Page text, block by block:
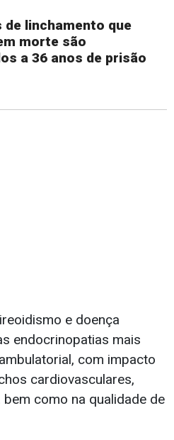
de linchamento que
morte são
a 36 anos de prisão
e doença
endocrinopatias mais
com impacto
cardiovasculares,
como na qualidade de